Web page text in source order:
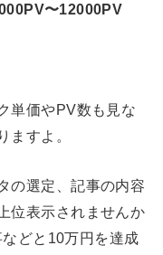
〜12000PV
単価やPV数も見な
ますよ。
の選定、記事の内容
位表示されませんか
どと10万円を達成